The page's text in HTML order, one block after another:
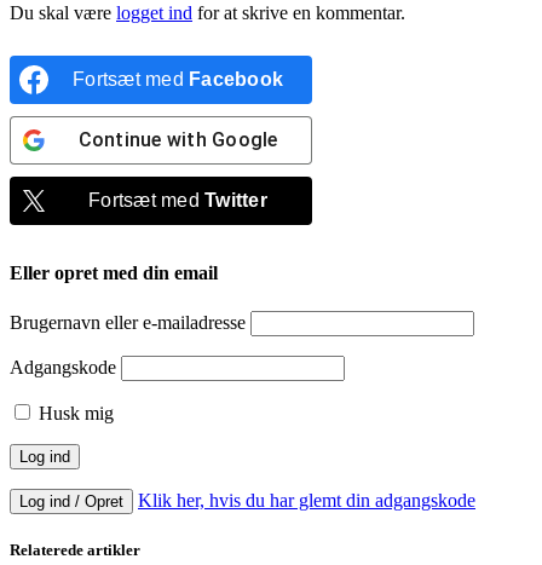
Du skal være logget ind for at skrive en kommentar.
Fortsæt med Facebook
Continue with Google
Fortsæt medTwitter
Eller opret med din email
Brugernavn eller e-mailadresse
Adgangskode
Husk mig
Log ind / Opret Klik her, hvis du har glemt din adgangskode
Relaterede artikler